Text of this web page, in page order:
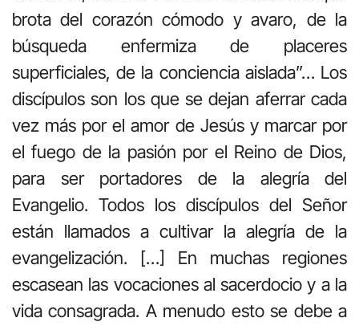
brota del corazón cómodo y avaro, de la
búsqueda enfermiza de placeres
superficiales, de la conciencia aislada”… Los
discípulos son los que se dejan aferrar cada
vez más por el amor de Jesús y marcar por
el fuego de la pasión por el Reino de Dios,
para ser portadores de la alegría del
Evangelio. Todos los discípulos del Señor
están llamados a cultivar la alegría de la
evangelización. […] En muchas regiones
escasean las vocaciones al sacerdocio y a la
vida consagrada. A menudo esto se debe a